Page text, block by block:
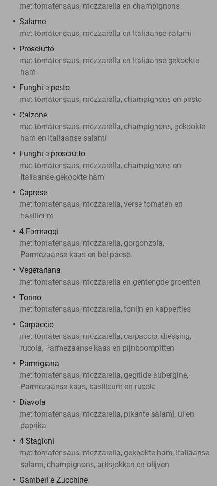
met tomatensaus, mozzarella en champignons
Salame
met tomatensaus, mozzarella en Italiaanse salami
Prosciutto
met tomatensaus, mozzarella en Italiaanse gekookte
ham
Funghi e pesto
met tomatensaus, mozzarella, champignons en pesto
Calzone
met tomatensaus, mozzarella, champignons, gekookte
ham en Italiaanse salami
Funghi e prosciutto
met tomatensaus, mozzarella, champignons en
Italiaanse gekookte ham
Caprese
met tomatensaus, mozzarella, verse tomaten en
basilicum
4 Formaggi
met tomatensaus, mozzarella, gorgonzola,
Parmezaanse kaas en bel paese
Vegetariana
met tomatensaus, mozzarella en gemengde groenten
Tonno
met tomatensaus, mozzarella, tonijn en kappertjes
Carpaccio
met tomatensaus, mozzarella, carpaccio, dressing,
rucola, Parmezaanse kaas en pijnboompitten
Parmigiana
met tomatensaus, mozzarella, gegrilde aubergine,
Parmezaanse kaas, basilicum en rucola
Diavola
met tomatensaus, mozzarella, pikante salami, ui en
paprika
4 Stagioni
met tomatensaus, mozzarella, gekookte ham, Italiaanse
salami, champignons, artisjokken en olijven
Gamberi e Zucchine